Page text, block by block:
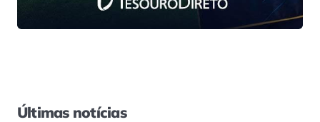
Últimas notícias